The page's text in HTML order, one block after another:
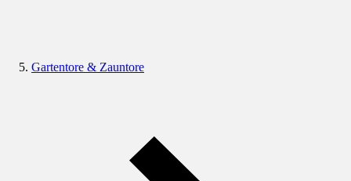
Gartentore & Zauntore